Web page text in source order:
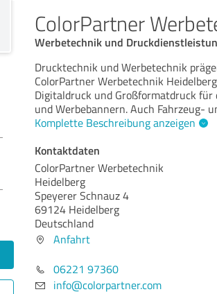
ColorPartner
Werbetechnik und
Drucktechnik und Werbetechnik
ColorPartner Werbetechnik
Digitaldruck und Großformatdruck
und Werbebannern. Auch Fahrzeug-
Komplette Beschreibung anzeigen
Kontaktdaten
ColorPartner Werbetechnik
Heidelberg
Speyerer Schnauz 4
69124 Heidelberg
Deutschland
Anfahrt
06221 97360
info@colorpartner.com